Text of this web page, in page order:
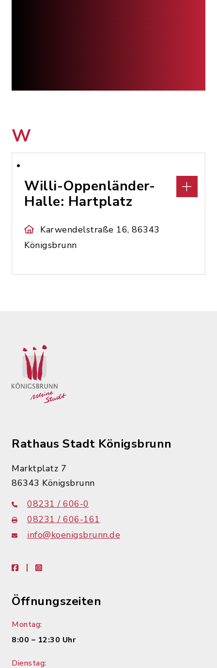
W
Willi-Oppenländer-
Halle: Hartplatz
Karwendelstraße 16, 86343
Königsbrunn
Rathaus Stadt Königsbrunn
Marktplatz 7
86343 Königsbrunn
08231 / 606-0
08231 / 606-161
info@koenigsbrunn.de
facebookinstagram
Öffnungszeiten
Montag:
8:00 – 12:30 Uhr
Dienstag: